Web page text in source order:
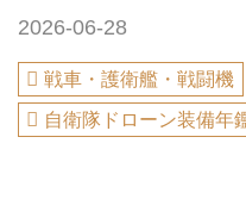
2026-06-28
戦車・護衛艦・戦闘機
自衛隊ドローン装備年